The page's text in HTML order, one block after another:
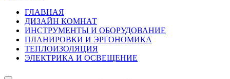
ГЛАВНАЯ
ДИЗАЙН КОМНАТ
ИНСТРУМЕНТЫ И ОБОРУДОВАНИЕ
ПЛАНИРОВКИ И ЭРГОНОМИКА
ТЕПЛОИЗОЛЯЦИЯ
ЭЛЕКТРИКА И ОСВЕЩЕНИЕ